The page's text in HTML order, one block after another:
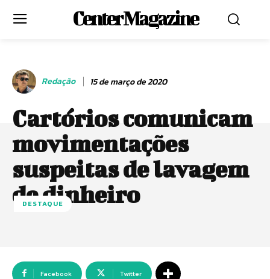
Center Magazine
Redação 15 de março de 2020
Cartórios comunicam
movimentações
suspeitas de lavagem
de dinheiro
DESTAQUE
Facebook Twitter